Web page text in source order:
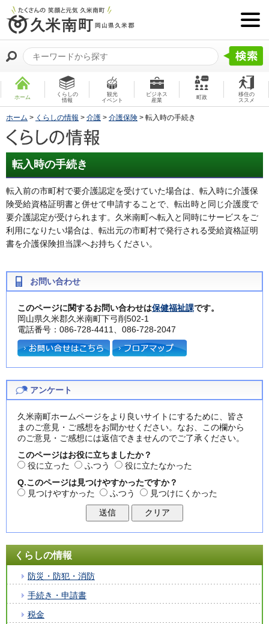
ホーム
くらしの
情報
観光
イベント
ビジネス
産業
町政
移住の
ススメ
ホーム > くらしの情報 > 介護 > 介護保険 > 転入時の手続き
転入時の手続き
転入前の市町村で要介護認定を受けていた場合は、転入時に介護保
険受給資格証明書と併せて申請することで、転出時と同じ介護度で
要介護認定が受けられます。久米南町へ転入と同時にサービスをご
利用になりたい場合は、転出元の市町村で発行される受給資格証明
書を介護保険担当課へお持ちください。
お問い合わせ
このページに関するお問い合わせは保健福祉課です。
岡山県久米郡久米南町下弓削502-1
電話番号：086-728-4411、086-728-2047
アンケート
久米南町ホームページをより良いサイトにするために、皆さ
まのご意見・ご感想をお聞かせください。なお、この欄から
のご意見・ご感想には返信できませんのでご了承ください。
このページはお役に立ちましたか？
役に立った
ふつう
役に立たなかった
Q.このページは見つけやすかったですか？
見つけやすかった
ふつう 見つけにくかった
くらしの情報
防災・防犯・消防
手続き・申請書
税金